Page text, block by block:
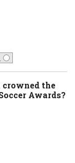
the
Awards?